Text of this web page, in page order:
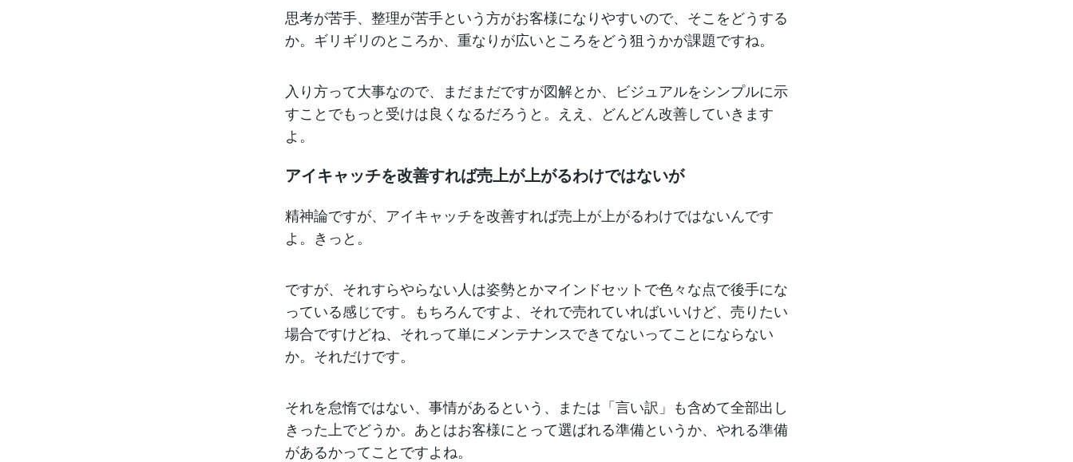
思考が苦手、整理が苦手という方がお客様になりやすいので、そこをどうする
か。ギリギリのところか、重なりが広いところをどう狙うかが課題ですね。
入り方って大事なので、まだまだですが図解とか、ビジュアルをシンプルに示
すことでもっと受けは良くなるだろうと。ええ、どんどん改善していきます
よ。
アイキャッチを改善すれば売上が上がるわけではないが
精神論ですが、アイキャッチを改善すれば売上が上がるわけではないんです
よ。きっと。
ですが、それすらやらない人は姿勢とかマインドセットで色々な点で後手にな
っている感じです。もちろんですよ、それで売れていればいいけど、売りたい
場合ですけどね、それって単にメンテナンスできてないってことにならない
か。それだけです。
それを怠惰ではない、事情があるという、または「言い訳」も含めて全部出し
きった上でどうか。あとはお客様にとって選ばれる準備というか、やれる準備
があるかってことですよね。